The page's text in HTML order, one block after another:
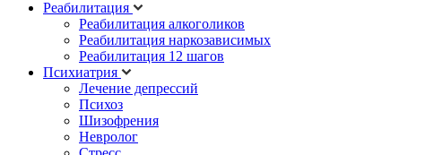
Реабилитация
Реабилитация алкоголиков
Реабилитация наркозависимых
Реабилитация 12 шагов
Психиатрия
Лечение депрессий
Психоз
Шизофрения
Невролог